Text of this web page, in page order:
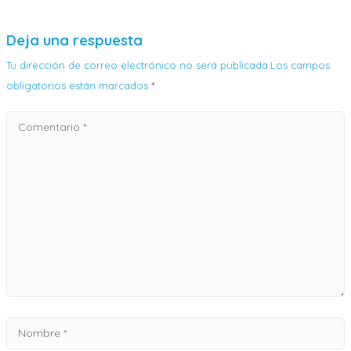
Deja una respuesta
Tu dirección de correo electrónico no será publicada.Los campos
obligatorios están marcados *